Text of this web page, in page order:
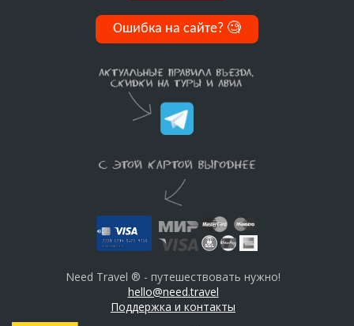
Ошибка на сайте? 🧐
Need Travel ® - путешествовать нужно!
hello@need.travel
Поддержка и контакты